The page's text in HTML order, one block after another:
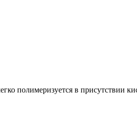
полимеризуется в присутствии